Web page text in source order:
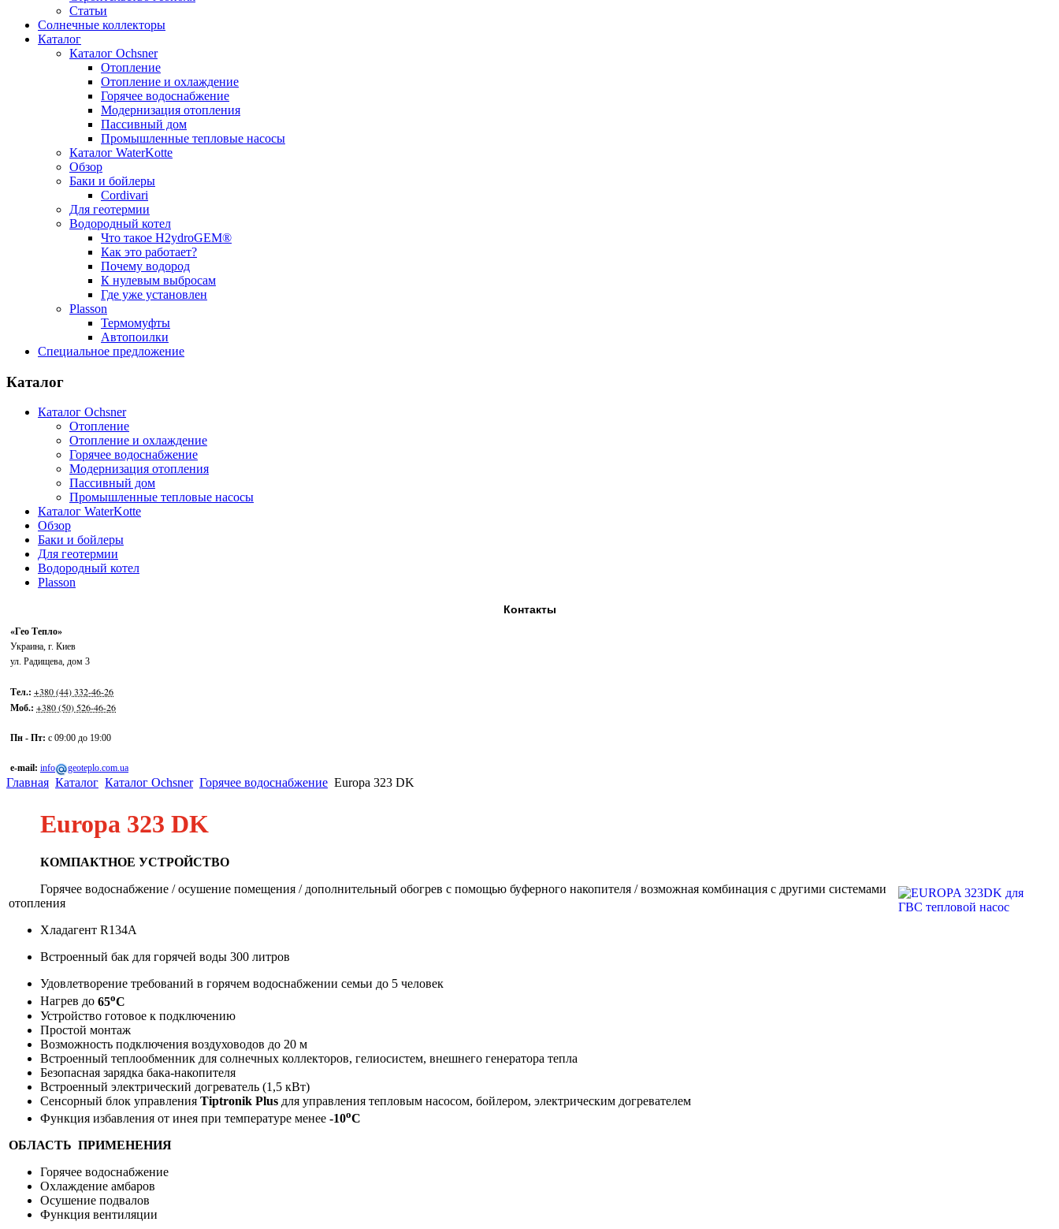
Статьи
Солнечные коллекторы
Каталог
Каталог Ochsner
Отопление
Отопление и охлаждение
Горячее водоснабжение
Модернизация отопления
Пассивный дом
Промышленные тепловые насосы
Каталог WaterKotte
Обзор
Баки и бойлеры
Cordivari
Для геотермии
Водородный котел
Что такое H2ydroGEM®
Как это работает?
Почему водород
К нулевым выбросам
Где уже установлен
Plasson
Термомуфты
Автопоилки
Специальное предложение
Каталог
Каталог Ochsner
Отопление
Отопление и охлаждение
Горячее водоснабжение
Модернизация отопления
Пассивный дом
Промышленные тепловые насосы
Каталог WaterKotte
Обзор
Баки и бойлеры
Для геотермии
Водородный котел
Plasson
Контакты
«Гео Тепло»
Украина, г. Киев
ул. Радищева, дом 3
Тел.: +380 (44) 332-46-26
Моб.: +380 (50) 526-46-26
Пн - Пт: с 09:00 до 19:00
e-mail: info geoteplo.com.ua
Главная Каталог Каталог Ochsner Горячее водоснабжение Europa 323 DK
Europa 323 DK
КОМПАКТНОЕ УСТРОЙСТВО
Горячее водоснабжение / осушение помещения / дополнительный обогрев с помощью буферного накопителя / возможная комбинация с другими системами
отопления
Хладагент R134А
Встроенный бак для горячей воды 300 литров
Удовлетворение требований в горячем водоснабжении семьи до 5 человек
Нагрев до 65оС
Устройство готовое к подключению
Простой монтаж
Возможность подключения воздуховодов до 20 м
Встроенный теплообменник для солнечных коллекторов, гелиосистем, внешнего генератора тепла
Безопасная зарядка бака-накопителя
Встроенный электрический догреватель (1,5 кВт)
Сенсорный блок управления Tiptronik Plus для управления тепловым насосом, бойлером, электрическим догревателем
Функция избавления от инея при температуре менее -10оС
ОБЛАСТЬ ПРИМЕНЕНИЯ
Горячее водоснабжение
Охлаждение амбаров
Осушение подвалов
Функция вентиляции